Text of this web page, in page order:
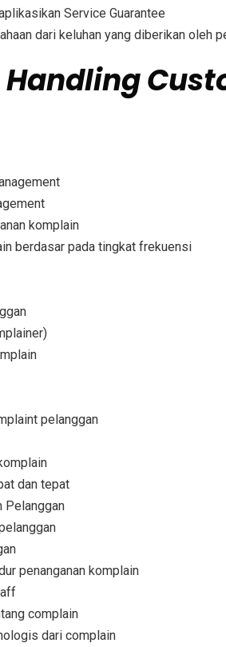
Service Guarantee
dari keluhan yang diberikan oleh
komplain
berdasar pada tingkat frekuensi
pelanggan
dan tepat
Pelanggan
penanganan komplain
complain
dari complain